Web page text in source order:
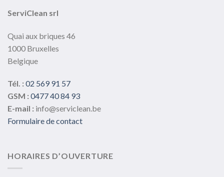
ServiClean srl
Quai aux briques 46
1000 Bruxelles
Belgique
Tél. : 02 569 91 57
GSM : 0477 40 84 93
E-mail : info@serviclean.be
Formulaire de contact
HORAIRES D’OUVERTURE